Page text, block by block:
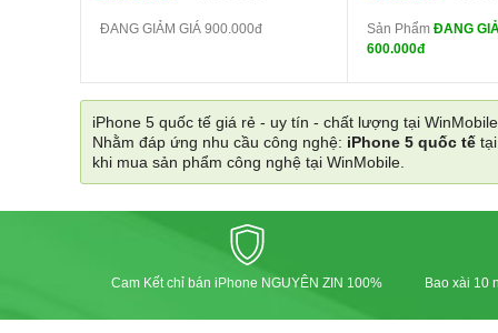
ĐANG GIẢM GIÁ 900.000đ
Pin
Sản Phẩm ĐANG
600.000đ
iPhone 5 quốc tế giá rẻ - uy tín - chất lượng tại WinMobile.
Nhằm đáp ứng nhu cầu công nghệ: iPhone 5 quốc tế tại
khi mua sản phẩm công nghệ tại WinMobile.
Cam Kết chỉ bán iPhone NGUYÊN ZIN 100%
Bao xài 10